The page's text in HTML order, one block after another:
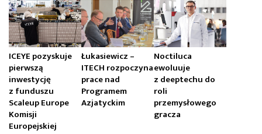
ICEYE pozyskuje
pierwszą
inwestycję
z funduszu
Scaleup Europe
Komisji
Europejskiej
Łukasiewicz –
ITECH rozpoczyna
prace nad
Programem
Azjatyckim
Noctiluca
ewoluuje
z deeptechu do
roli
przemysłowego
gracza